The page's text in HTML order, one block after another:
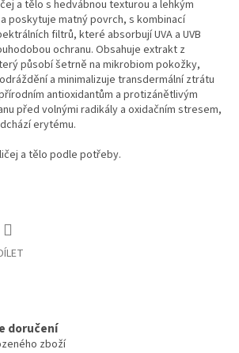
a tělo s hedvábnou texturou a lehkým
poskytuje matný povrch, s kombinací
filtrů, které absorbují UVA a UVB
ochranu. Obsahuje extrakt z
působí šetrně na mikrobiom pokožky,
a minimalizuje transdermální ztrátu
antioxidantům a protizánětlivým
před volnými radikály a oxidačním stresem,
erytému.
a tělo podle potřeby.
doručení
zboží